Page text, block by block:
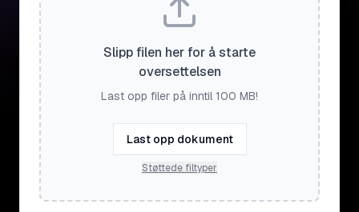
Slipp filen her for å starte
oversettelsen
Last opp filer på inntil 100 MB!
Last opp dokument
Støttede filtyper